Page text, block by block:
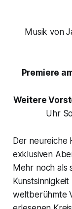
Musik von
Premiere
Weitere
Uhr
Der neureiche
exklusiven
Mehr noch als
weltberühmte